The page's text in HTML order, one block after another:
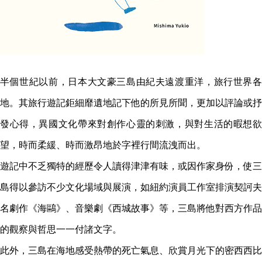
半個世紀以前，日本大文豪三島由紀夫遠渡重洋，旅行世界各
地。其旅行遊記鉅細靡遺地記下他的所見所聞，更加以評論或抒
發心得，異國文化帶來對創作心靈的刺激，與對生活的暇想欲
望，時而柔緩、時而激昂地於字裡行間流洩而出。
遊記中不乏獨特的經歷令人讀得津津有味，或因作家身份，使三
島得以參訪不少文化場域與展演，如紐約演員工作室排演契訶夫
名劇作《海鷗》、音樂劇《西城故事》等，三島將他對西方作品
的觀察與哲思一一付諸文字。
此外，三島在海地感受熱帶的死亡氣息、欣賞月光下的密西西比